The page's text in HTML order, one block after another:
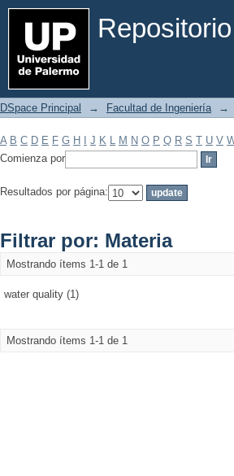
Filtrar por: Materia
DSpace Principal → Facultad de Ingeniería →
A B C D E F G H J K L M N O P Q R S T U V
Comienza por
Resultados por página:
Filtrar por: Materia
Mostrando ítems 1-1 de 1
water quality (1)
Mostrando ítems 1-1 de 1